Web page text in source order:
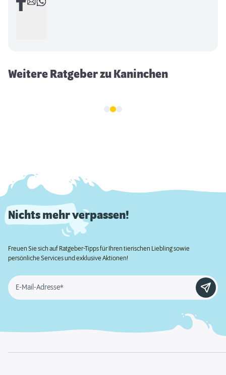
Weitere Ratgeber zu Kaninchen
Nichts mehr verpassen!
Freuen Sie sich auf Ratgeber-Tipps für Ihren tierischen Liebling sowie
persönliche Services und exklusive Aktionen!
E-Mail-Adresse*